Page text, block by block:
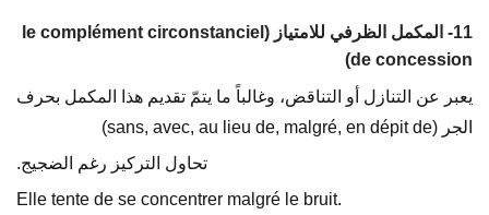
11- المكمل الظرفي للامتياز (le complément circonstanciel
de concession)
يعبر عن التنازل أو التناقض، وغالباً ما يتمّ تقديم هذا المكمل بحرف
الجر (sans, avec, au lieu de, malgré, en dépit de)
تحاول التركيز رغم الضجيج.
Elle tente de se concentrer malgré le bruit.